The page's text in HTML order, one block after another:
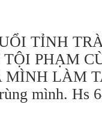
TỈNH
PHẠM
LÀM
mình. Hs